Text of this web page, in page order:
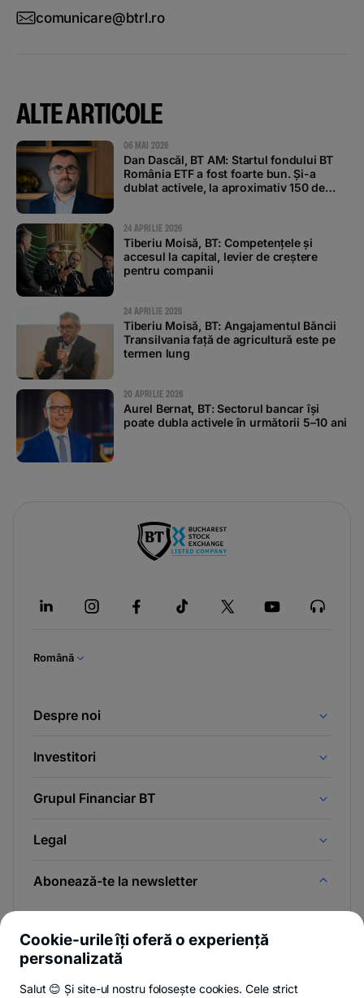
comunicare@btrl.ro
ALTE ARTICOLE
06 MAI 2026
Dan Dascăl, BT AM: Startul fondului BT
România ETF a fost foarte bun. Și-a
dublat activele, la aproximativ 150 de
24 APRILIE 2026
Tiberiu Moisă, BT: Competențele și
accesul la capital, levier de creștere
pentru companii
24 APRILIE 2026
Tiberiu Moisă, BT: Angajamentul Băncii
Transilvania față de agricultură este pe
termen lung
20 APRILIE 2026
Aurel Bernat, BT: Sectorul bancar își
poate dubla activele în următorii 5–10 ani
Română
Despre noi
Investitori
Grupul Financiar BT
Legal
Abonează-te la newsletter
Și afli primul noutățile de pe Newsroom & Blogul BT.
Poți renunța oricând,vezi detalii.
Cookie-urile îți oferă o experiență
personalizată
Salut 😊 Și site-ul nostru folosește cookies. Cele strict